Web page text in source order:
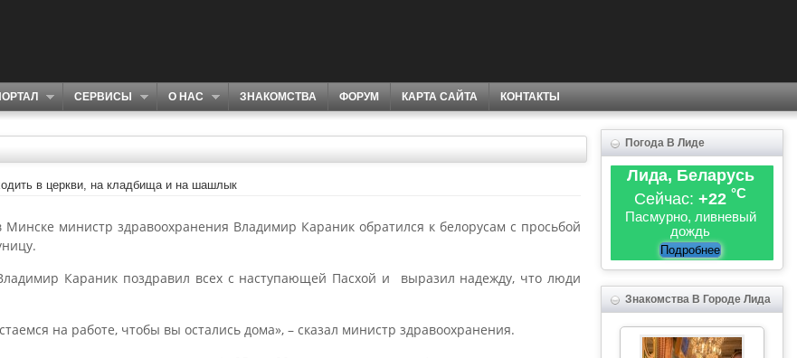
СЕРВИСЫ О НАС ЗНАКОМСТВА ФОРУМ КАРТА САЙТА КОНТАКТЫ
в церкви, на кладбища и на шашлык
министр здравоохранения Владимир Караник обратился к белорусам с просьбой
Караник поздравил всех с наступающей Пасхой и выразил надежду, что люди
на работе, чтобы вы остались дома», – сказал министр здравоохранения.
Погода В Лиде
Лида, Беларусь
Сейчас: +22 °C
Пасмурно, ливневый
дождь
Подробнее
Знакомства В Городе Лида